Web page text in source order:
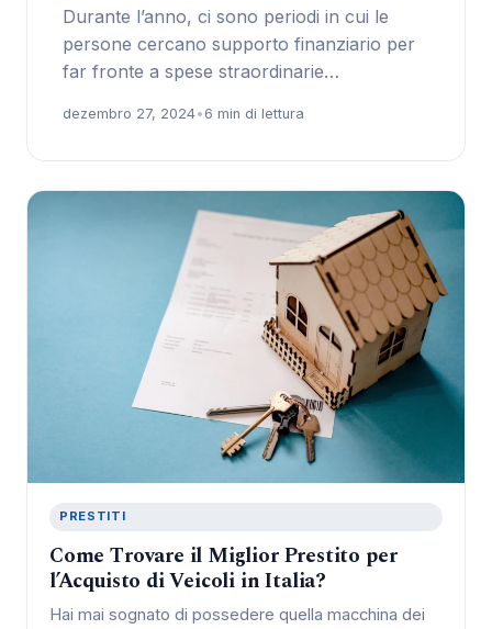
Durante l’anno, ci sono periodi in cui le
persone cercano supporto finanziario per
far fronte a spese straordinarie…
dezembro 27, 2024• 6 min di lettura
PRESTITI
Come Trovare il Miglior Prestito per
l’Acquisto di Veicoli in Italia?
Hai mai sognato di possedere quella macchina dei